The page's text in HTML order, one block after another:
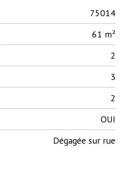
75014
61 m²
2
3
2
OUI
Dégagée sur rue